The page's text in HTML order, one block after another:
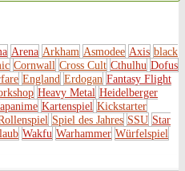
Arena Arkham Asmodee Axis black
Cornwall Cross Cult Cthulhu Dofus
England Erdogan Fantasy Flight
Heavy Metal Heidelberger
Kartenspiel Kickstarter
Spiel des Jahres SSU Star
Wakfu Warhammer Würfelspiel